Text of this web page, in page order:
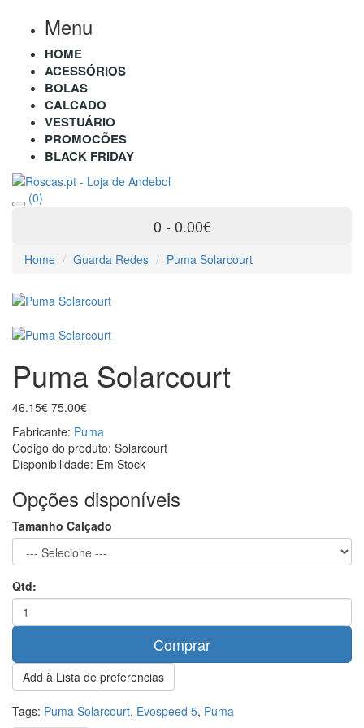
Menu
HOME
ACESSÓRIOS
BOLAS
CALÇADO
VESTUÁRIO
PROMOÇÕES
BLACK FRIDAY
(0)
0 - 0.00€
Home Guarda Redes Puma Solarcourt
Puma Solarcourt
46.15€ 75.00€
Fabricante: Puma
Código do produto: Solarcourt
Disponibilidade: Em Stock
Opções disponíveis
Tamanho Calçado
Qtd:
Comprar
Add à Lista de preferencias
Tags: Puma Solarcourt, Evospeed 5, Puma